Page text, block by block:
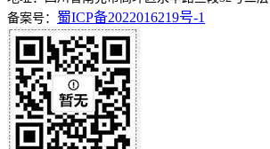
备案号： 蜀ICP备2022016219号-1